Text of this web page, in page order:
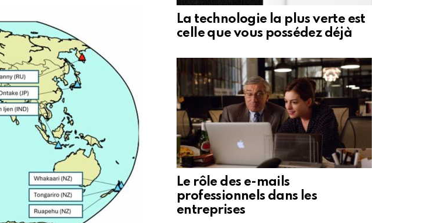
La technologie la plus verte est
celle que vous possédez déjà
Le rôle des e-mails
professionnels dans les
entreprises